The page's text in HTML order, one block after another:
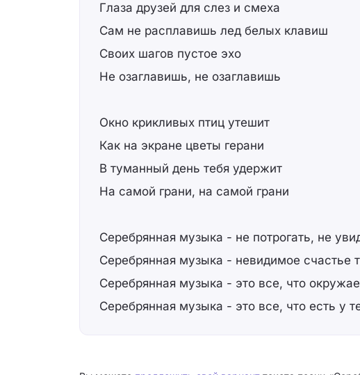
Глаза друзей для слез и смеха
Сам не расплавишь лед белых клавиш
Своих шагов пустое эхо
Не озаглавишь, не озаглавишь
Окно крикливых птиц утешит
Как на экране цветы герани
В туманный день тебя удержит
На самой грани, на самой грани
Серебрянная музыка - не потрогать, не
Серебрянная музыка - невидимое счастье
Серебрянная музыка - это все, что
Серебрянная музыка - это все, что есть у